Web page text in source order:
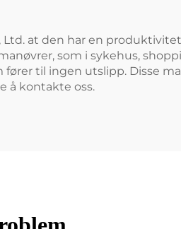
Ltd. at den har en
som i sykehus,
til ingen utslipp. Disse
å kontakte oss.